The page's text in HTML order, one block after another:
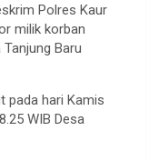
Polres Kaur
milik korban
Baru
pada hari Kamis
WIB Desa